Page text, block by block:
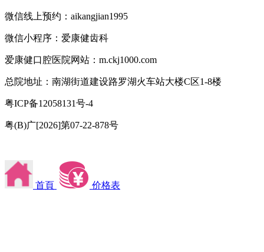
微信线上预约：aikangjian1995
微信小程序：爱康健齿科
爱康健口腔医院网站：m.ckj1000.com
总院地址：南湖街道建设路罗湖火车站大楼C区1-8楼
粤ICP备12058131号-4
粤(B)广[2026]第07-22-878号
首頁 价格表